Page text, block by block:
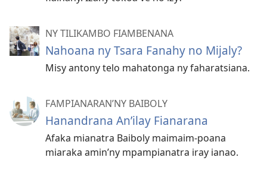
NY TILIKAMBO FIAMBENANA
Nahoana ny Tsara Fanahy no Mijaly?
Misy antony telo mahatonga ny faharatsiana.
FAMPIANARAN’NY BAIBOLY
Hanandrana An’ilay Fianarana
Afaka mianatra Baiboly maimaim-poana
miaraka amin’ny mpampianatra iray ianao.